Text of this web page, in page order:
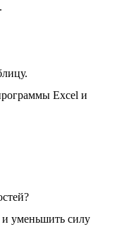
Excel и
уменьшить силу